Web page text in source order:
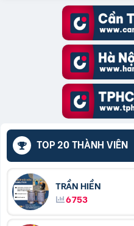
TOP 20 THÀNH VIÊN
TRẦN HIỀN
6753